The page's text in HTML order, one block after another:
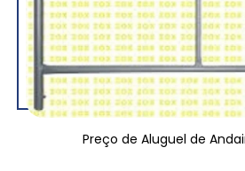
Preço de Aluguel de